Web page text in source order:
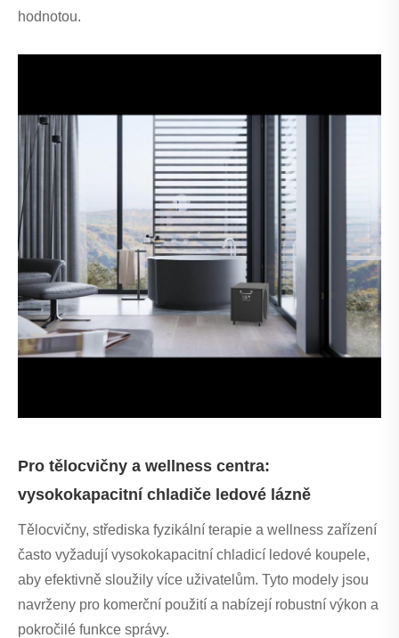
hodnotou.
Pro tělocvičny a wellness centra:
vysokokapacitní chladiče ledové lázně
Tělocvičny, střediska fyzikální terapie a wellness zařízení
často vyžadují vysokokapacitní chladicí ledové koupele,
aby efektivně sloužily více uživatelům. Tyto modely jsou
navrženy pro komerční použití a nabízejí robustní výkon a
pokročilé funkce správy.